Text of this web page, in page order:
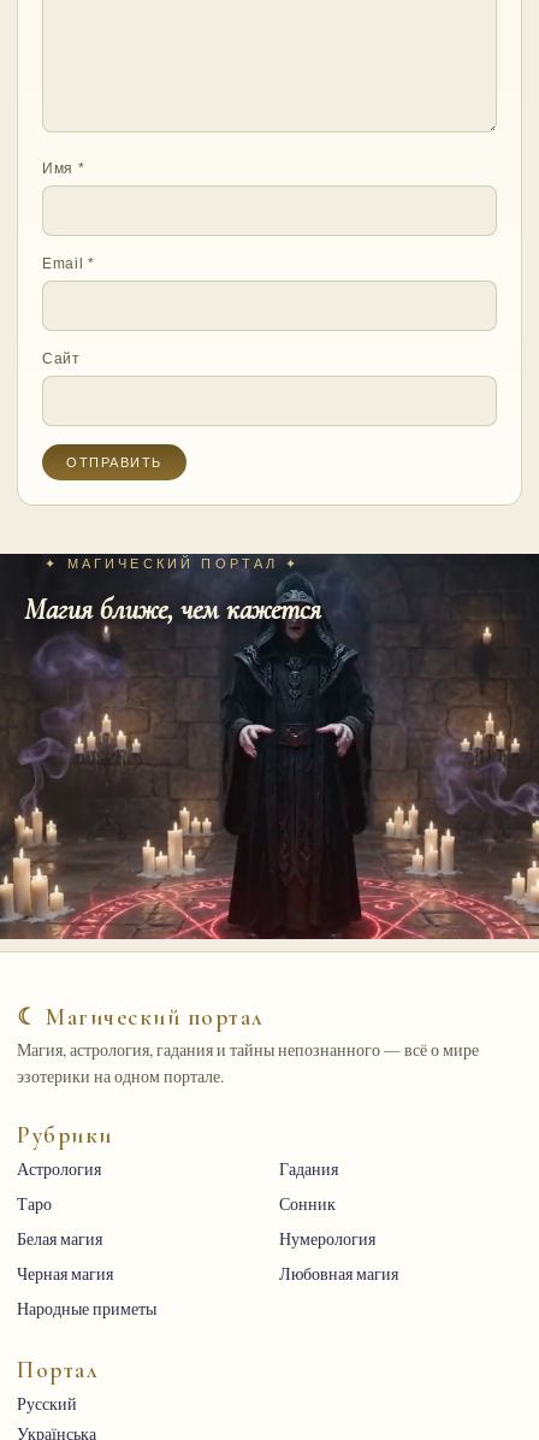
Имя *
Email*
Сайт
✦ МАГИЧЕСКИЙ ПОРТАЛ ✦
Магия ближе, чем кажется
☾ Магический портал
Магия, астрология, гадания и тайны непознанного — всё о мире
эзотерики на одном портале.
Рубрики
Астрология
Гадания
Таро
Сонник
Белая магия
Нумерология
Черная магия
Любовная магия
Народные приметы
Портал
Русский
Українська